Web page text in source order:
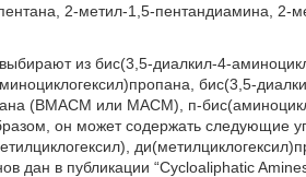
2-метил-1,5-пентандиамина, 2-
из бис(3,5-диалкил-4-
бис(3,5-
(BMACM или MACM), п-
он может содержать следующие
дан в публикации “Cycloaliphatic